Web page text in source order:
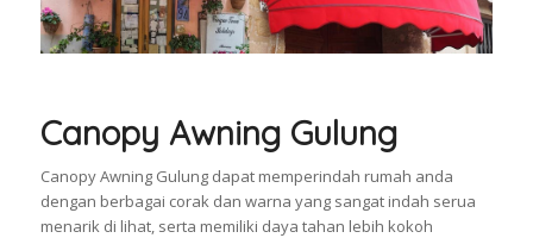
Canopy Awning Gulung
Canopy Awning Gulung dapat memperindah rumah anda
dengan berbagai corak dan warna yang sangat indah serua
menarik di lihat, serta memiliki daya tahan lebih kokoh